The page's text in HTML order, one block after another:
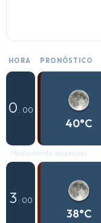
HORA PRONÓSTICO
0 : 00
40°C
Mayormente despejado
3 : 00
38°C